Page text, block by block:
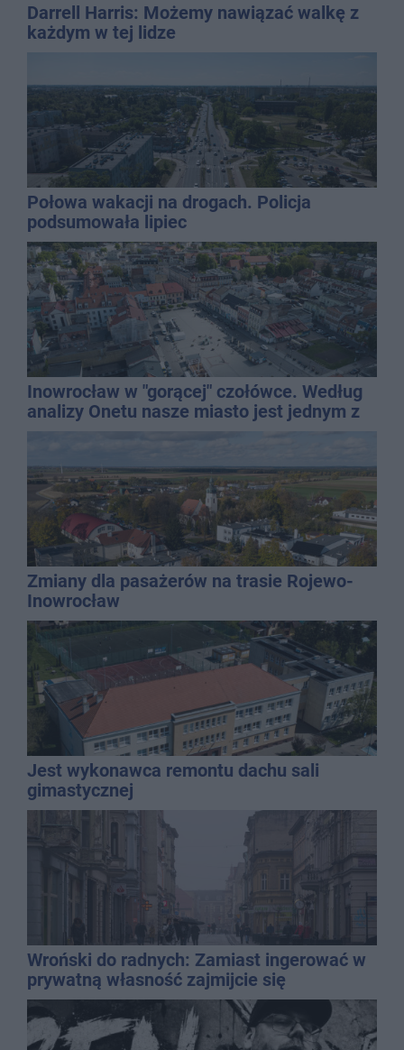
Darrell Harris: Możemy nawiązać walkę z
każdym w tej lidze
Połowa wakacji na drogach. Policja
podsumowała lipiec
Inowrocław w "gorącej" czołówce. Według
analizy Onetu nasze miasto jest jednym z
najbardziej narażonych na upały
Zmiany dla pasażerów na trasie Rojewo-
Inowrocław
Jest wykonawca remontu dachu sali
gimastycznej
Wroński do radnych: Zamiast ingerować w
prywatną własność zajmijcie się
gospodarką